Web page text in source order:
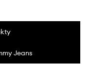
Jeans